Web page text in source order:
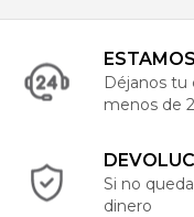
Déjanos tu
menos de
Si no
dinero